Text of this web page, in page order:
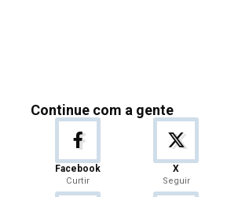
Continue com a gente
Facebook
Curtir
X
Seguir